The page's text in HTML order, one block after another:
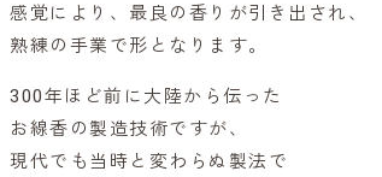
感覚により、最良の香りが引き出され、
熟練の手業で形となります。
300年ほど前に大陸から伝った
お線香の製造技術ですが、
現代でも当時と変わらぬ製法で